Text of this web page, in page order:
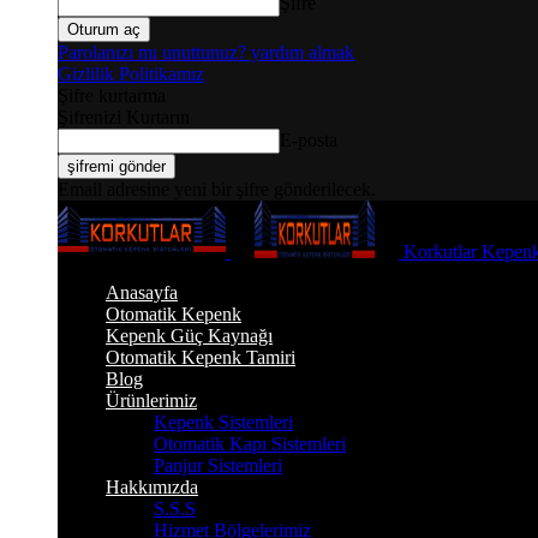
Parolanızı mı unuttunuz? yardım almak
Gizlilik Politikamız
Korkutlar
Anasayfa
Otomatik Kepenk
Kepenk Güç Kaynağı
Otomatik Kepenk Tamiri
Blog
Ürünlerimiz
Kepenk Sistemleri
Otomatik Kapı Sistemleri
Panjur Sistemleri
Hakkımızda
S.S.S
Hizmet Bölgelerimiz